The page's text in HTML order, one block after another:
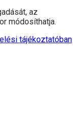
az
módosíthatja.
tájékoztatóban